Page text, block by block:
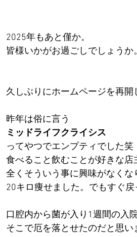
2025年もあと僅か。
皆様いかがお過ごしでしょうか。
久しぶりにホームページを再開
昨年は俗に言う
ミッドライフクライシス
ってやつでエンプティでした笑
食べること飲むことが好きな店
全くそういう事に興味がなくな
20キロ痩せました。でもすぐ戻
口腔内から菌が入り1週間の入
そこで厄を落とせたのだと思